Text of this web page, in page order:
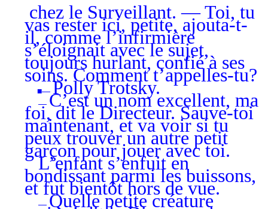
chez le Surveillant. — Toi, tu
vas rester ici, petite, ajouta-t-
il, comme l’infirmière
s’éloignait avec le sujet,
toujours hurlant, confié à ses
soins. Comment t’appelles-tu?
■— Polly Trotsky.
— C’est un nom excellent, ma
foi, dit le Directeur. Sauve-toi
maintenant, et va voir si tu
peux trouver un autre petit
garçon pour jouer avec toi.
L’enfant s’enfuit en
bondissant parmi les buissons,
et fut bientôt hors de vue.
— Quelle petite créature